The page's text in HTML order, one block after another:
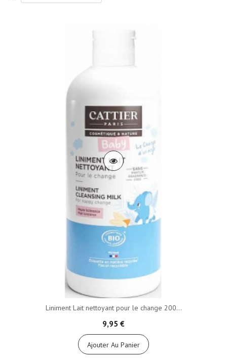
Liniment Lait nettoyant pour le change 200...
9,95 €
Ajouter Au Panier